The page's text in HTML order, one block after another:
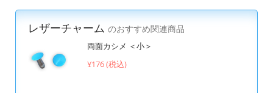
レザーチャーム のおすすめ関連商品
両面カシメ ＜小＞
¥176 (税込)